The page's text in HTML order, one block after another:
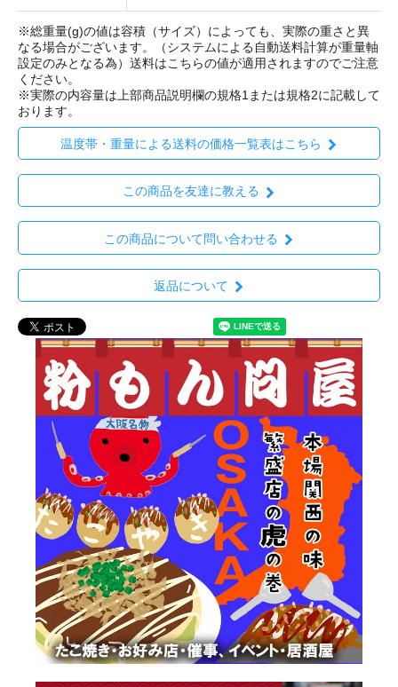
※総重量(g)の値は容積（サイズ）によっても、実際の重さと異
なる場合がございます。（システムによる自動送料計算が重量軸
設定のみとなる為）送料はこちらの値が適用されますのでご注意
ください。
※実際の内容量は上部商品説明欄の規格1または規格2に記載して
おります。
温度帯・重量による送料の価格一覧表はこちら
この商品を友達に教える
この商品について問い合わせる
返品について